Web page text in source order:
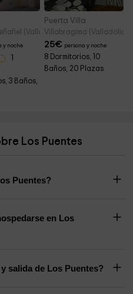
(Valladolid)
y noche
3 Baños,
Puerta Villa
Villabragima (Valladolid)
25€ persona y noche
8 Dormitorios, 10
Baños, 20 Plazas
Los Puentes
Puentes?
en Los
Cuál es el horario de entrada y salida de Los Puentes?